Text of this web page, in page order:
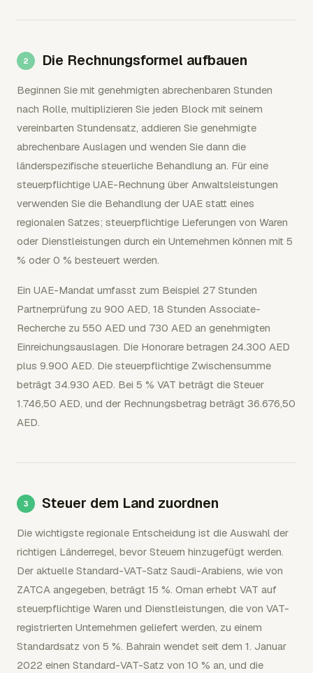
Die Rechnungsformel aufbauen
Beginnen Sie mit genehmigten abrechenbaren Stunden
nach Rolle, multiplizieren Sie jeden Block mit seinem
vereinbarten Stundensatz, addieren Sie genehmigte
abrechenbare Auslagen und wenden Sie dann die
länderspezifische steuerliche Behandlung an. Für eine
steuerpflichtige UAE-Rechnung über Anwaltsleistungen
verwenden Sie die Behandlung der UAE statt eines
regionalen Satzes; steuerpflichtige Lieferungen von Waren
oder Dienstleistungen durch ein Unternehmen können mit 5
% oder 0 % besteuert werden.
Ein UAE-Mandat umfasst zum Beispiel 27 Stunden
Partnerprüfung zu 900 AED, 18 Stunden Associate-
Recherche zu 550 AED und 730 AED an genehmigten
Einreichungsauslagen. Die Honorare betragen 24.300 AED
plus 9.900 AED. Die steuerpflichtige Zwischensumme
beträgt 34.930 AED. Bei 5 % VAT beträgt die Steuer
1.746,50 AED, und der Rechnungsbetrag beträgt 36.676,50
AED.
Steuer dem Land zuordnen
Die wichtigste regionale Entscheidung ist die Auswahl der
richtigen Länderregel, bevor Steuern hinzugefügt werden.
Der aktuelle Standard-VAT-Satz Saudi-Arabiens, wie von
ZATCA angegeben, beträgt 15 %. Oman erhebt VAT auf
steuerpflichtige Waren und Dienstleistungen, die von VAT-
registrierten Unternehmen geliefert werden, zu einem
Standardsatz von 5 %. Bahrain wendet seit dem 1. Januar
2022 einen Standard-VAT-Satz von 10 % an, und die